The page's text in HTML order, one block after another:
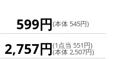
599円(本体 545円)
2,757円(1点当 551円)
(本体 2,507円)